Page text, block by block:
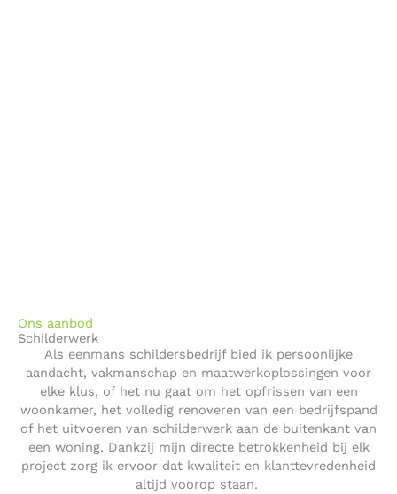
Ons aanbod
Schilderwerk
Als eenmans schildersbedrijf bied ik persoonlijke
aandacht, vakmanschap en maatwerkoplossingen voor
elke klus, of het nu gaat om het opfrissen van een
woonkamer, het volledig renoveren van een bedrijfspand
of het uitvoeren van schilderwerk aan de buitenkant van
een woning. Dankzij mijn directe betrokkenheid bij elk
project zorg ik ervoor dat kwaliteit en klanttevredenheid
altijd voorop staan.